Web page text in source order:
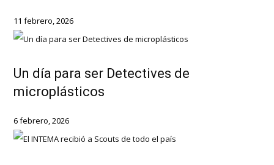
11 febrero, 2026
Un día para ser Detectives de
microplásticos
6 febrero, 2026